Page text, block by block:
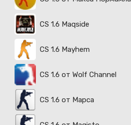
CS 1.6 Maqside
CS 1.6 Mayhem
CS 1.6 от Wolf Channel
CS 1.6 от Марса